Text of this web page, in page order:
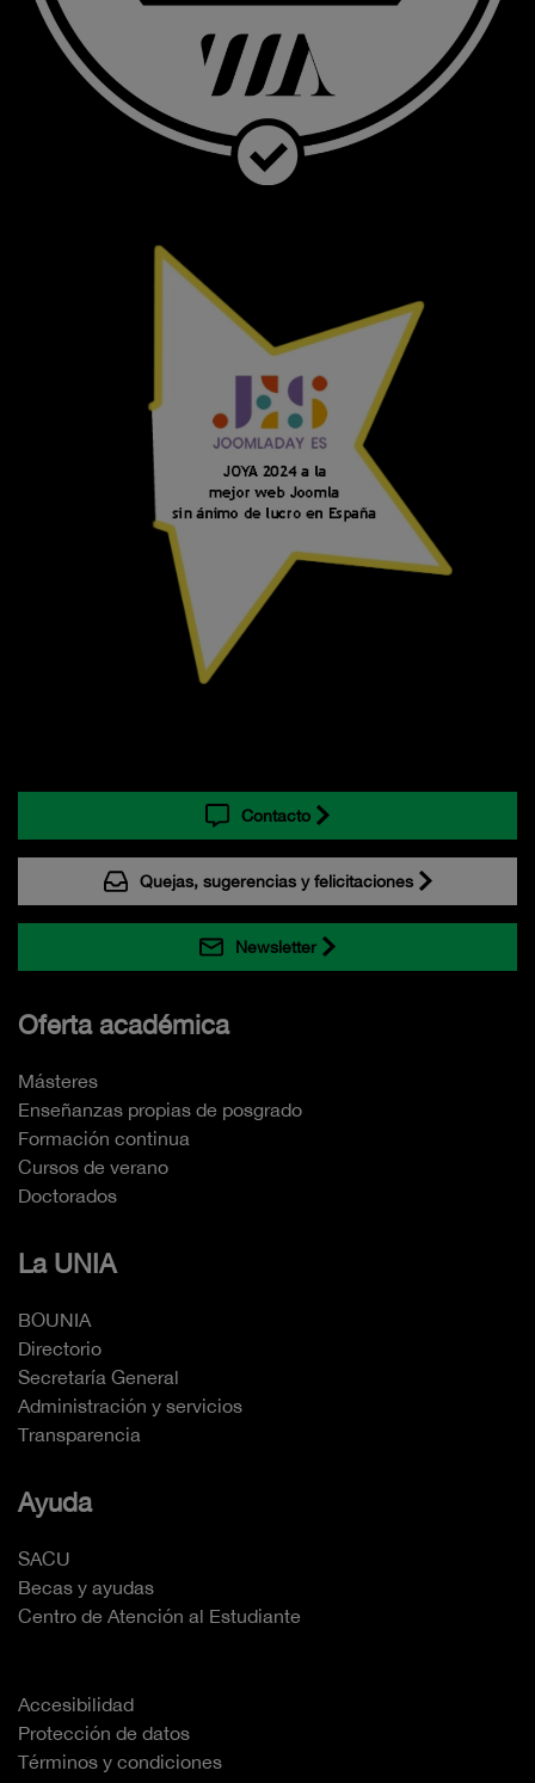
Contacto
Quejas, sugerencias y felicitaciones
Newsletter
Oferta académica
Másteres
Enseñanzas propias de posgrado
Formación continua
Cursos de verano
Doctorados
La UNIA
BOUNIA
Directorio
Secretaría General
Administración y servicios
Transparencia
Ayuda
SACU
Becas y ayudas
Centro de Atención al Estudiante
Accesibilidad
Protección de datos
Términos y condiciones